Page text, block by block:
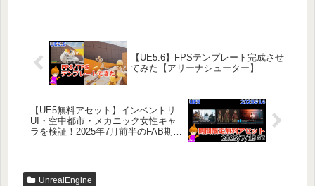
【UE5.6】FPSテンプレート完成させ
てみた【アリーナシューター】
【UE5無料アセット】インベントリ
UI・空中都市・メカニック女性キャ
ラを検証！2025年7月前半のFAB期間
UnrealEngine